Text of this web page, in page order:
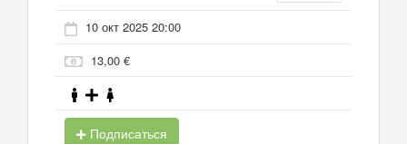
10 окт 2025 20:00
13,00 €
Подписаться